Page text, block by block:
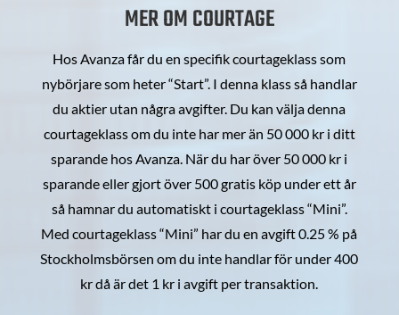
MER OM COURTAGE
Hos Avanza får du en specifik courtageklass som
nybörjare som heter “Start”. I denna klass så handlar
du aktier utan några avgifter. Du kan välja denna
courtageklass om du inte har mer än 50 000 kr i ditt
sparande hos Avanza. När du har över 50 000 kr i
sparande eller gjort över 500 gratis köp under ett år
så hamnar du automatiskt i courtageklass “Mini”.
Med courtageklass “Mini” har du en avgift 0.25 % på
Stockholmsbörsen om du inte handlar för under 400
kr då är det 1 kr i avgift per transaktion.